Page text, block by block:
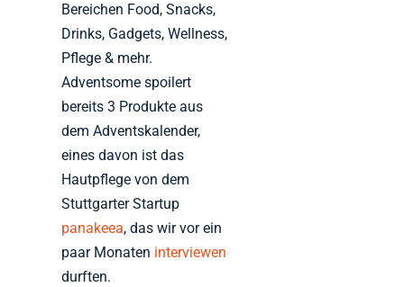
Bereichen Food, Snacks,
Drinks, Gadgets, Wellness,
Pflege & mehr.
Adventsome spoilert
bereits 3 Produkte aus
dem Adventskalender,
eines davon ist das
Hautpflege von dem
Stuttgarter Startup
panakeea, das wir vor ein
paar Monaten interviewen
durften.